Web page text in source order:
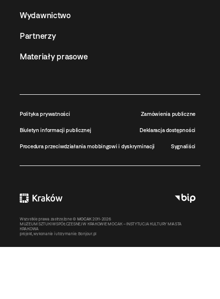
Wydawnictwo
Partnerzy
Materiały prasowe
Polityka prywatności Zamówienia publiczne
Biuletyn informacji publicznej Deklaracja dostępności
Procedura przeciwdziałania mobbingowi i dyskryminacji Sygnaliści
Wszystkie prawa zastrzeżone © MOCAK 2011-2026
MUZEUM SZTUKI WSPÓŁCZESNEJ W KRAKOWIE MOCAK – INSTYTUCJA KULTURY MIASTA
KRAKOWA
projekt, wykonanie i utrzymanie: Bonjour.pl